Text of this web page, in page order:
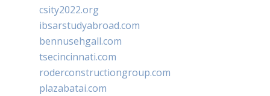
csity2022.org
ibsarstudyabroad.com
bennusehgall.com
tsecincinnati.com
roderconstructiongroup.com
plazabatai.com